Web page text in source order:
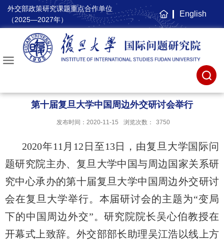
外交部政策研究课题重点合作单位
（2025—2027年）
主
页
English
第十届复旦大学中国周边外交研讨会举行
发布时间：2020-11-15 浏览次数： 3750
2020年11月12日至13日，由复旦大学国际问
题研究院主办、复旦大学中国与周边国家关系研
究中心承办的第十届复旦大学中国周边外交研讨
会在复旦大学举行。本届研讨会的主题为“变局
下的中国周边外交”。研究院院长吴心伯教授在
开幕式上致辞。外交部部长助理吴江浩以线上方